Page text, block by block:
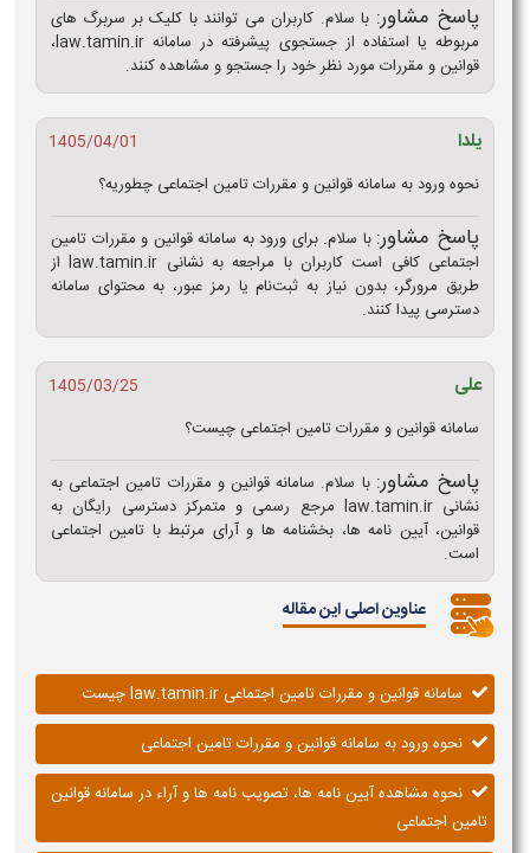
پاسخ مشاور: با سلام. کاربران می‌ توانند با کلیک بر سربرگ‌ های
مربوطه یا استفاده از جستجوی پیشرفته در سامانه law.tamin.ir،
قوانین و مقررات مورد نظر خود را جستجو و مشاهده کنند.
یلدا
1405/04/01
نحوه ورود به سامانه قوانین و مقررات تامین اجتماعی چطوریه؟
پاسخ مشاور: با سلام. برای ورود به سامانه قوانین و مقررات تامین
اجتماعی کافی است کاربران با مراجعه به نشانی law.tamin.ir از
طریق مرورگر، بدون نیاز به ثبت‌نام یا رمز عبور، به محتوای سامانه
دسترسی پیدا کنند.
علی
1405/03/25
سامانه قوانین و مقررات تامین اجتماعی چیست؟
پاسخ مشاور: با سلام. سامانه قوانین و مقررات تامین اجتماعی به
نشانی law.tamin.ir مرجع رسمی و متمرکز دسترسی رایگان به
قوانین، آیین‌ نامه‌ ها، بخشنامه‌ ها و آرای مرتبط با تامین اجتماعی
است.
عناوین اصلی این مقاله
سامانه قوانین و مقررات تامین اجتماعی law.tamin.ir چیست
نحوه ورود به سامانه قوانین و مقررات تامین اجتماعی
نحوه مشاهده آیین نامه ها، تصویب نامه ها و آراء در سامانه قوانین
تامین اجتماعی